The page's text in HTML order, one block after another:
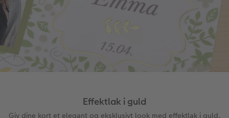
Effektlak i guld
Giv dine kort et elegant og eksklusivt look med effektlak i guld.